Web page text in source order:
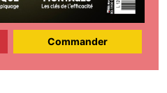
Commander